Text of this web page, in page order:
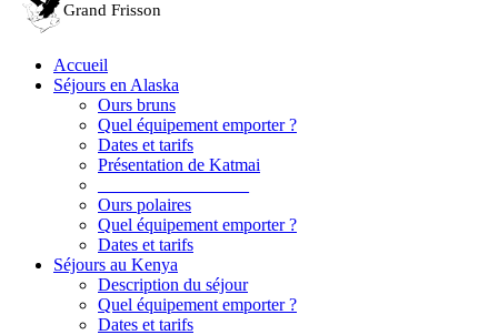
Accueil
Séjours en Alaska
Ours bruns
Quel équipement emporter ?
Dates et tarifs
Présentation de Katmai
Ours polaires
Quel équipement emporter ?
Dates et tarifs
Séjours au Kenya
Description du séjour
Quel équipement emporter ?
Dates et tarifs